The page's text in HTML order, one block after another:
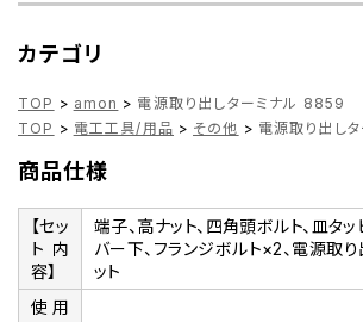
カテゴリ
TOP > amon > 電源取り出しターミナル 8859
TOP > 電工工具/用品 > その他 > 電源取り出し
商品仕様
【セッ
ト内
容】
端子、高ナット、四角頭ボルト、皿タッ
バー下、フランジボルト×2、電源取
ット
使用